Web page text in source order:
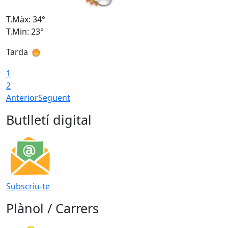
T.Màx: 34°
T.Min: 23°
Tarda
1
2
AnteriorSegüent
Butlletí digital
Subscriu-te
Plànol / Carrers